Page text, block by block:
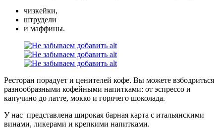
чизкейки,
штрудели
и маффины.
Ресторан порадует и ценителей кофе. Вы можете взбодриться
разнообразными кофейными напитками: от эспрессо и
капучино до латте, мокко и горячего шоколада.
У нас представлена широкая барная карта с итальянскими
винами, ликерами и крепкими напитками.